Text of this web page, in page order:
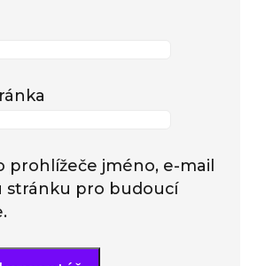
prohlížeče jméno, e-mail
stránku pro budoucí